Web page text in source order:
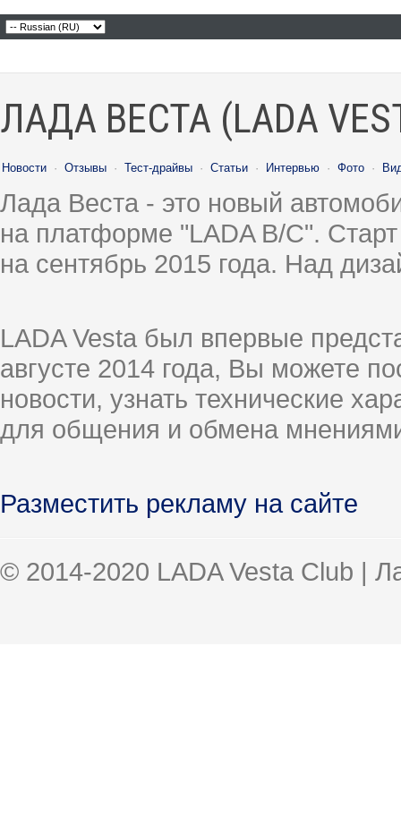
ЛАДА ВЕСТА (LADA
Новости · Отзывы · Тест-драйвы · Статьи · Интервью · Фото ·
Лада Веста - это новый
на платформе "LADA B/C".
на сентябрь 2015 года. Над
LADA Vesta был впервые
августе 2014 года, Вы можете
новости, узнать технические
для общения и обмена
Разместить рекламу на сайте
© 2014-2020 LADA Vesta Club |